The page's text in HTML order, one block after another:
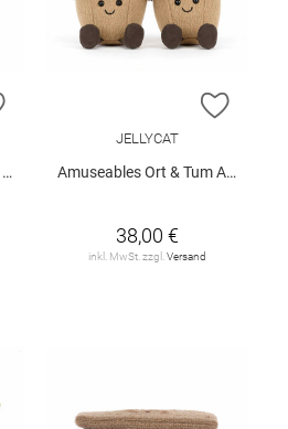
ZUR WUNSCHLISTE HINZUFÜGEN
ZUR
JELLYCAT
Amuseables Ort & Tum Acorns
38,00 €
inkl. MwSt. zzgl.Versand